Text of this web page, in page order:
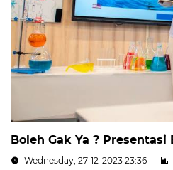
Boleh Gak Ya ?
Wednesday, 27-12-2023 23:36